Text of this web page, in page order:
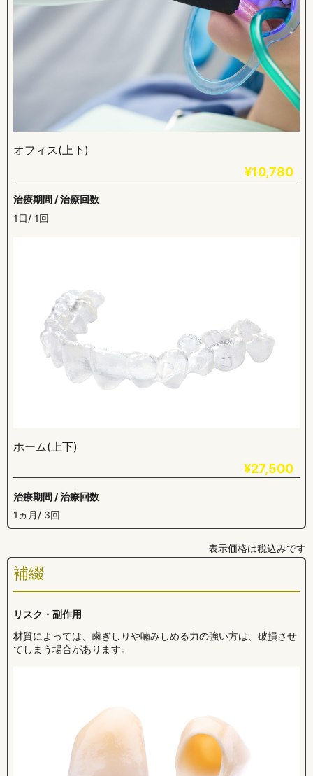
オフィス(上下)
¥10,780
治療期間 / 治療回数
1日/ 1回
ホーム(上下)
¥27,500
治療期間 / 治療回数
1ヵ月/ 3回
表示価格は税込みです
補綴
リスク・副作用
材質によっては、歯ぎしりや噛みしめる力の強い方は、破損させ
てしまう場合があります。